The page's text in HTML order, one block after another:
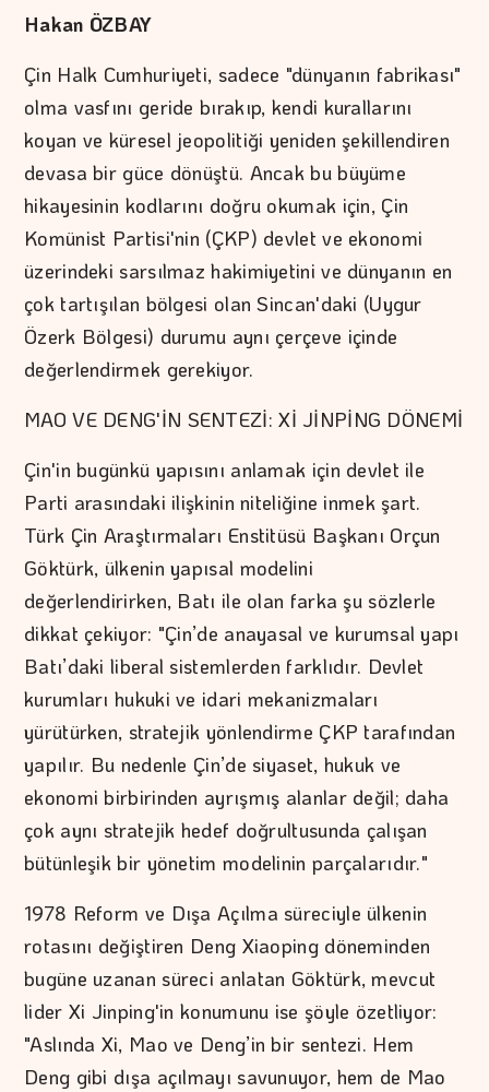
Hakan ÖZBAY
Çin Halk Cumhuriyeti, sadece "dünyanın fabrikası"
olma vasfını geride bırakıp, kendi kurallarını
koyan ve küresel jeopolitiği yeniden şekillendiren
devasa bir güce dönüştü. Ancak bu büyüme
hikayesinin kodlarını doğru okumak için, Çin
Komünist Partisi'nin (ÇKP) devlet ve ekonomi
üzerindeki sarsılmaz hakimiyetini ve dünyanın en
çok tartışılan bölgesi olan Sincan'daki (Uygur
Özerk Bölgesi) durumu aynı çerçeve içinde
değerlendirmek gerekiyor.
MAO VE DENG'İN SENTEZİ: Xİ JİNPİNG DÖNEMİ
Çin'in bugünkü yapısını anlamak için devlet ile
Parti arasındaki ilişkinin niteliğine inmek şart.
Türk Çin Araştırmaları Enstitüsü Başkanı Orçun
Göktürk, ülkenin yapısal modelini
değerlendirirken, Batı ile olan farka şu sözlerle
dikkat çekiyor: "Çin’de anayasal ve kurumsal yapı
Batı’daki liberal sistemlerden farklıdır. Devlet
kurumları hukuki ve idari mekanizmaları
yürütürken, stratejik yönlendirme ÇKP tarafından
yapılır. Bu nedenle Çin’de siyaset, hukuk ve
ekonomi birbirinden ayrışmış alanlar değil; daha
çok aynı stratejik hedef doğrultusunda çalışan
bütünleşik bir yönetim modelinin parçalarıdır."
1978 Reform ve Dışa Açılma süreciyle ülkenin
rotasını değiştiren Deng Xiaoping döneminden
bugüne uzanan süreci anlatan Göktürk, mevcut
lider Xi Jinping'in konumunu ise şöyle özetliyor:
"Aslında Xi, Mao ve Deng’in bir sentezi. Hem
Deng gibi dışa açılmayı savunuyor, hem de Mao